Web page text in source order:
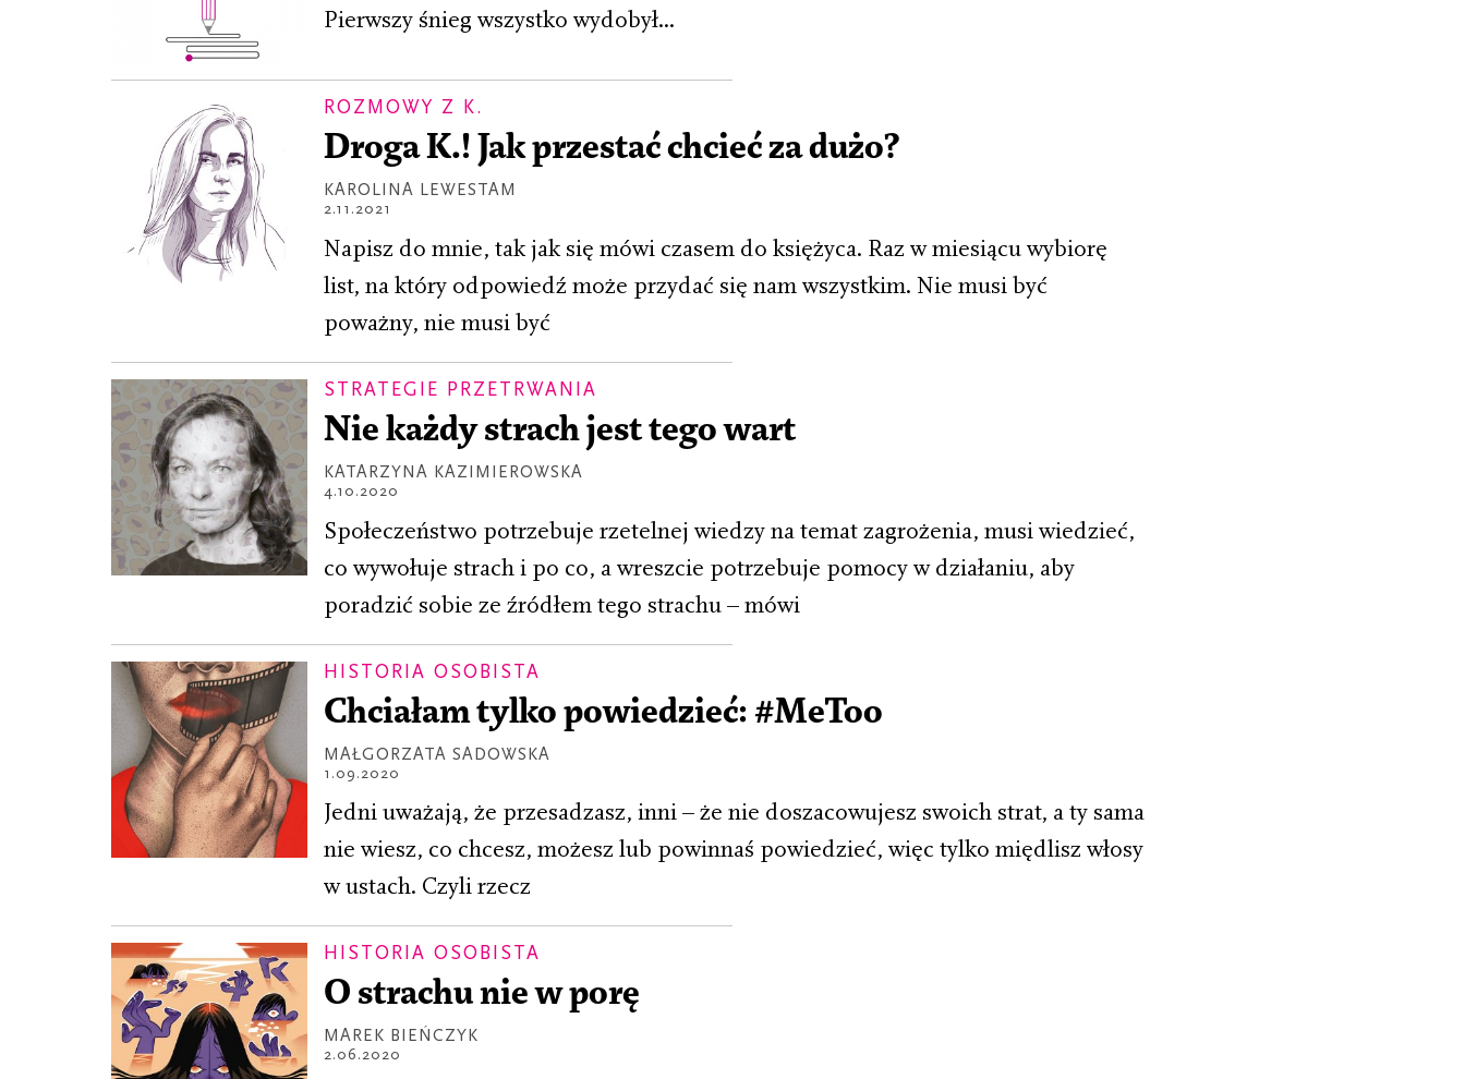
Pierwszy śnieg wszystko wydobył...
ROZMOWY Z K.
Droga K.! Jak przestać chcieć za dużo?
KAROLINA LEWESTAM
2.11.2021
Napisz do mnie, tak jak się mówi czasem do księżyca. Raz w miesiącu wybiorę
list, na który odpowiedź może przydać się nam wszystkim. Nie musi być
poważny, nie musi być
STRATEGIE PRZETRWANIA
Nie każdy strach jest tego wart
KATARZYNA KAZIMIEROWSKA
4.10.2020
Społeczeństwo potrzebuje rzetelnej wiedzy na temat zagrożenia, musi wiedzieć,
co wywołuje strach i po co, a wreszcie potrzebuje pomocy w działaniu, aby
poradzić sobie ze źródłem tego strachu – mówi
HISTORIA OSOBISTA
Chciałam tylko powiedzieć: #MeToo
MAŁGORZATA SADOWSKA
1.09.2020
Jedni uważają, że przesadzasz, inni – że nie doszacowujesz swoich strat, a ty sama
nie wiesz, co chcesz, możesz lub powinnaś powiedzieć, więc tylko międlisz włosy
w ustach. Czyli rzecz
HISTORIA OSOBISTA
O strachu nie w porę
MAREK BIEŃCZYK
2.06.2020